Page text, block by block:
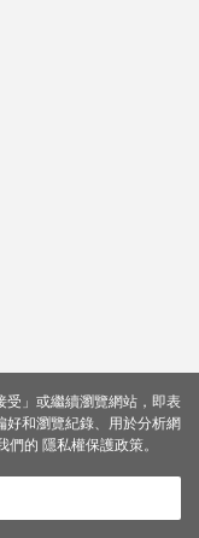
」或繼續瀏覽網站，即表
和瀏覽紀錄、用於分析網
們的 隱私權保護政策。